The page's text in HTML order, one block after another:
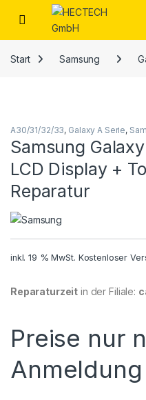
Open
Start Samsung
A30/31/32/33, Galaxy A Serie,
Samsung
LCD Display +
Reparatur
inkl. 19 % MwSt. Kostenloser
Reparaturzeit in der Filiale:
Preise nur
Anmeldung